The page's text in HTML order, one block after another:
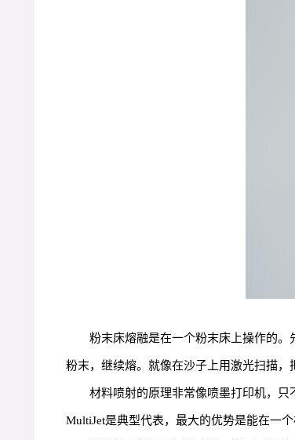
粉末床熔融是在一个粉末床上操作的
粉末，继续熔。就像在沙子上用激光扫描，
材料喷射的原理非常像喷墨打印机，
MultiJet是典型代表，最大的优势是能在一